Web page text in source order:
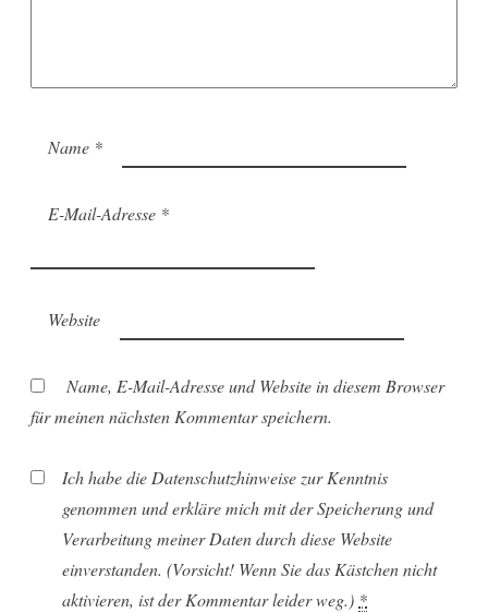
Name *
E-Mail-Adresse *
Website
Name, E-Mail-Adresse und Website in diesem Browser
für meinen nächsten Kommentar speichern.
Ich habe die Datenschutzhinweise zur Kenntnis
genommen und erkläre mich mit der Speicherung und
Verarbeitung meiner Daten durch diese Website
einverstanden. (Vorsicht! Wenn Sie das Kästchen nicht
aktivieren, ist der Kommentar leider weg.) *